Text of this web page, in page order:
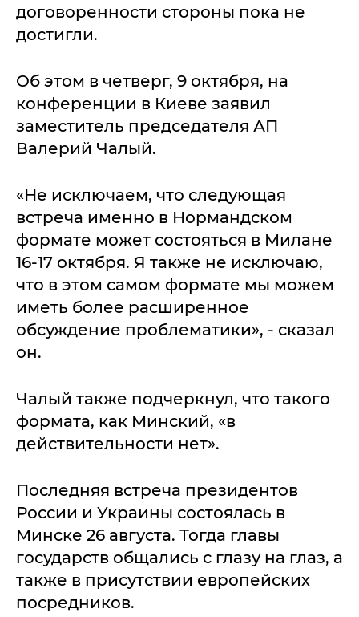
договоренности стороны пока не
достигли.
Об этом в четверг, 9 октября, на
конференции в Киеве заявил
заместитель председателя АП
Валерий Чалый.
«Не исключаем, что следующая
встреча именно в Нормандском
формате может состояться в Милане
16-17 октября. Я также не исключаю,
что в этом самом формате мы можем
иметь более расширенное
обсуждение проблематики», - сказал
он.
Чалый также подчеркнул, что такого
формата, как Минский, «в
действительности нет».
Последняя встреча президентов
России и Украины состоялась в
Минске 26 августа. Тогда главы
государств общались с глазу на глаз, а
также в присутствии европейских
посредников.